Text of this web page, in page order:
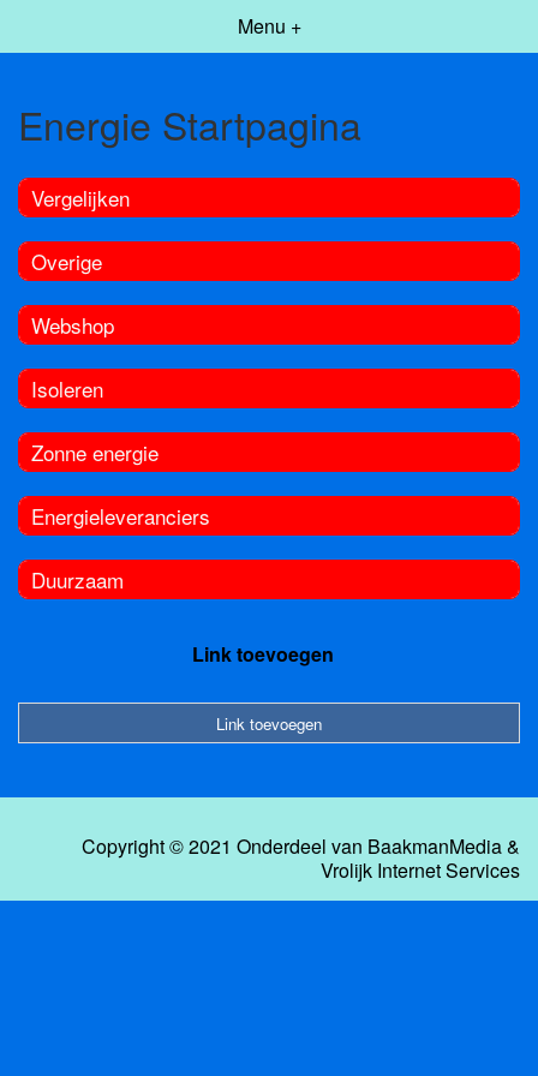
Menu +
Energie Startpagina
Vergelijken
Overige
Webshop
Isoleren
Zonne energie
Energieleveranciers
Duurzaam
Link toevoegen
Link toevoegen
Copyright © 2021 Onderdeel van BaakmanMedia&
Vrolijk Internet Services